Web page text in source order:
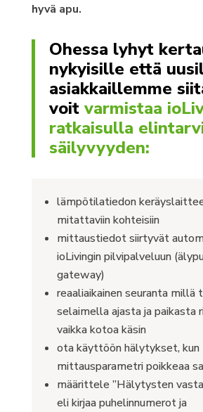
hyvä apu.
Ohessa lyhyt
nykyisille että
asiakkaillemme
voit varmistaa
ratkaisulla
säilyvyyden:
lämpötilatiedon
mitattaviin kohteisiin
mittaustiedot siirtyvät
ioLivingin pilvipalveluun
gateway)
reaaliaikainen seuranta millä
selaimella ajasta ja paikasta
vaikka kotoa käsin
ota käyttöön hälytykset, kun
mittausparametri poikkeaa
määrittele ”Hälytysten
eli kirjaa puhelinnumerot ja